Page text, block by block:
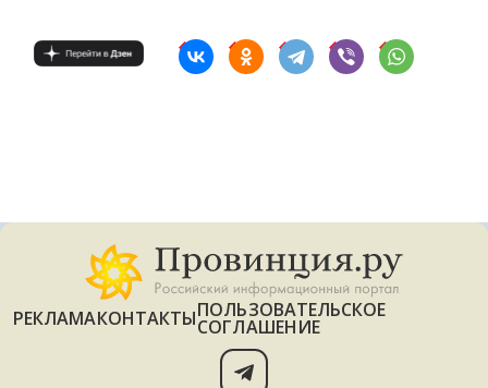
РЕКЛАМАКОНТАКТЫПОЛЬЗОВАТЕЛЬСКОЕ
СОГЛАШЕНИЕ